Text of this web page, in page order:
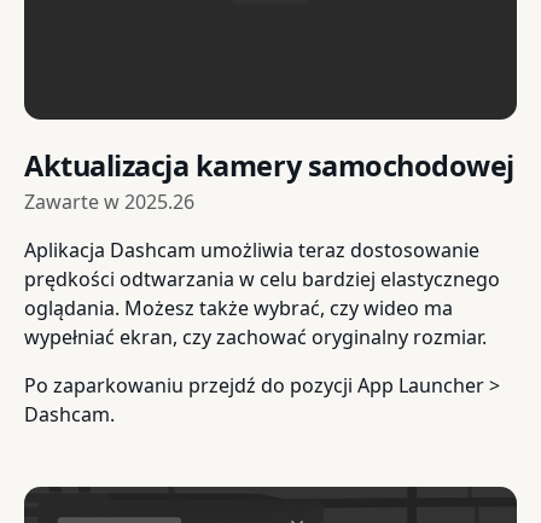
Aktualizacja kamery samochodowej
Zawarte w2025.26
Aplikacja Dashcam umożliwia teraz dostosowanie
prędkości odtwarzania w celu bardziej elastycznego
oglądania. Możesz także wybrać, czy wideo ma
wypełniać ekran, czy zachować oryginalny rozmiar.
Po zaparkowaniu przejdź do pozycji App Launcher >
Dashcam.